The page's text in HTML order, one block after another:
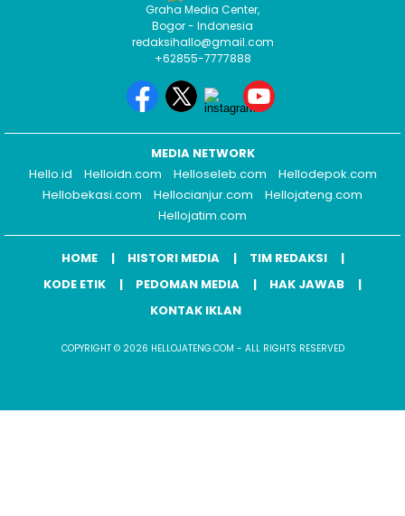
Graha Media Center,
Bogor - Indonesia
redaksihallo@gmail.com
+62855-7777888
MEDIA NETWORK
Hello.id
Helloidn.com Helloseleb.com
Hellodepok.com
Hellobekasi.com
Hellocianjur.com
Hellojateng.com
Hellojatim.com
HOME HISTORI MEDIA
TIM REDAKSI
KODE ETIK
PEDOMAN MEDIA
HAK JAWAB
KONTAK IKLAN
COPYRIGHT © 2026 HELLOJATENG.COM - ALL RIGHTS RESERVED